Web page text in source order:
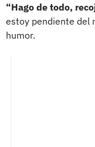
“Hago de todo,
estoy pendiente del
humor.